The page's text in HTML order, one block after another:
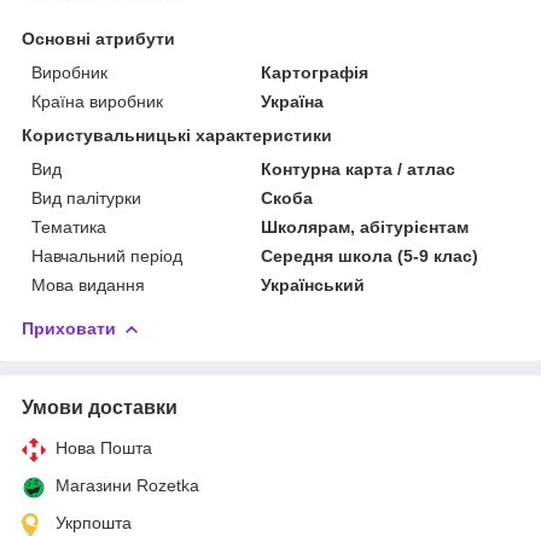
Основні атрибути
Виробник
Картографія
Країна виробник
Україна
Користувальницькі характеристики
Вид
Контурна карта / атлас
Вид палітурки
Скоба
Тематика
Школярам, абітурієнтам
Навчальний період
Середня школа (5-9 клас)
Мова видання
Український
Приховати
Умови доставки
Нова Пошта
Магазини Rozetka
Укрпошта